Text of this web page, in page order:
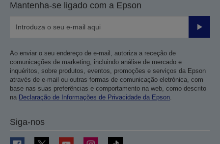
Mantenha-se ligado com a Epson
Enviar
Ao enviar o seu endereço de e-mail, autoriza a receção de
comunicações de marketing, incluindo análise de mercado e
inquéritos, sobre produtos, eventos, promoções e serviços da Epson
através de e-mail ou outras formas de comunicação eletrónica, com
base nas suas preferências e comportamento na web, como descrito
na Declaração de Informações de Privacidade da Epson.
Siga-nos